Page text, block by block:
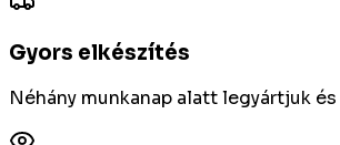
Gyors elkészítés
Néhány munkanap alatt legyártjuk